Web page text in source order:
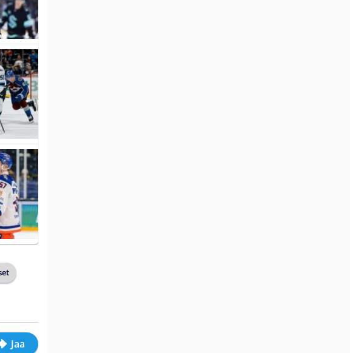
Jaa